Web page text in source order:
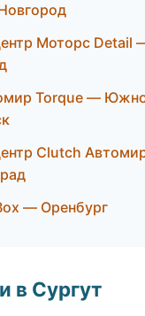
Моторс Detail
Torque —
Clutch
— Оренбург
в Сургут